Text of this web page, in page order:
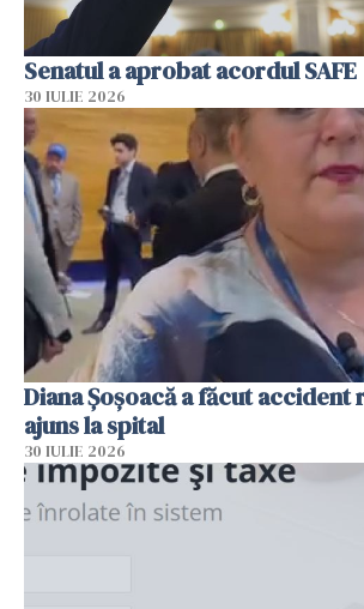
Senatul a aprobat acordul SAFE
30 IULIE 2026
Diana Șoșoacă a făcut accident
ajuns la spital
30 IULIE 2026